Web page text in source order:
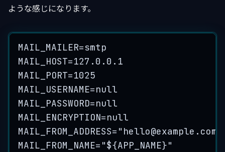
ような感じになります。
MAIL_MAILER=smtp
MAIL_HOST=127.0.0.1
MAIL_PORT=1025
MAIL_USERNAME=null
MAIL_PASSWORD=null
MAIL_ENCRYPTION=null
MAIL_FROM_ADDRESS=" hello@example.com
MAIL_FROM_NAME="${APP_NAME}"